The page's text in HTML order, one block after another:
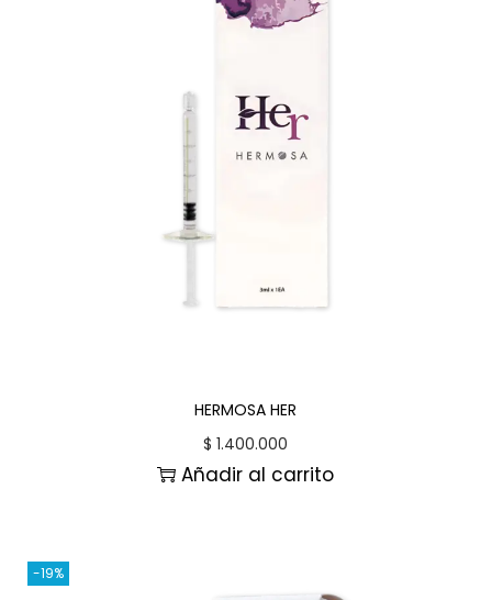
HERMOSA HER
$ 1.400.000
Añadir al carrito
-19%